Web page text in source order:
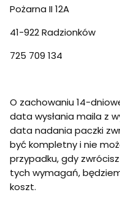
Pożarna II 12A
41-922 Radzionków
725 709 134
O zachowaniu 14-
data wysłania maila z
data nadania paczki
być kompletny i nie
przypadku, gdy
tych wymagań,
koszt.